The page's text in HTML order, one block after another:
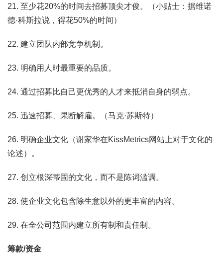
21. 至少花20%的时间去招募顶尖才俊。（小贴士：据维诺
德·科斯拉说，得花50%的时间）
22. 建立团队内部竞争机制。
23. 明确用人时最重要的品质。
24. 通过招募比自己更优秀的人才来抵消自身的弱点。
25. 迅速招募、果断解雇。（马克·苏斯特）
26. 明确企业文化（谢家华在KissMetrics网站上对于文化的
论述）。
27. 创立根深蒂固的文化，而不是陈词滥调。
28. 使企业文化包含除生意以外的更丰富的内容。
29. 在全公司范围内建立所有制和责任制。
筹款/资金